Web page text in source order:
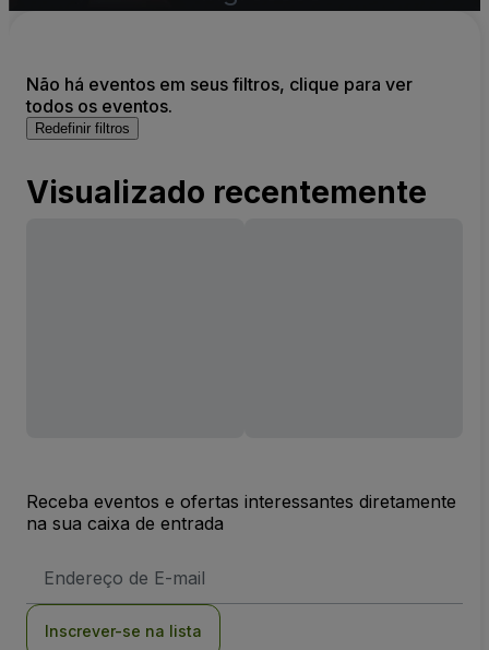
Não há eventos em seus filtros, clique para ver
todos os eventos.
Redefinir filtros
Visualizado recentemente
Receba eventos e ofertas interessantes diretamente
na sua caixa de entrada
de
Inscrever-se na lista